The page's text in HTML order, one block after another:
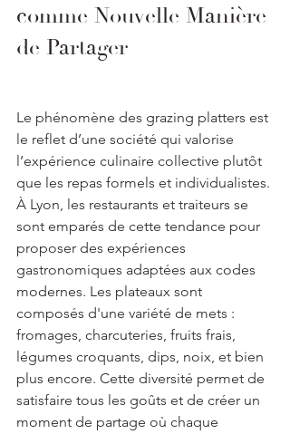
comme Nouvelle Manière
de Partager
Le phénomène des grazing platters est
le reflet d’une société qui valorise
l’expérience culinaire collective plutôt
que les repas formels et individualistes.
À Lyon, les restaurants et traiteurs se
sont emparés de cette tendance pour
proposer des expériences
gastronomiques adaptées aux codes
modernes. Les plateaux sont
composés d'une variété de mets :
fromages, charcuteries, fruits frais,
légumes croquants, dips, noix, et bien
plus encore. Cette diversité permet de
satisfaire tous les goûts et de créer un
moment de partage où chaque